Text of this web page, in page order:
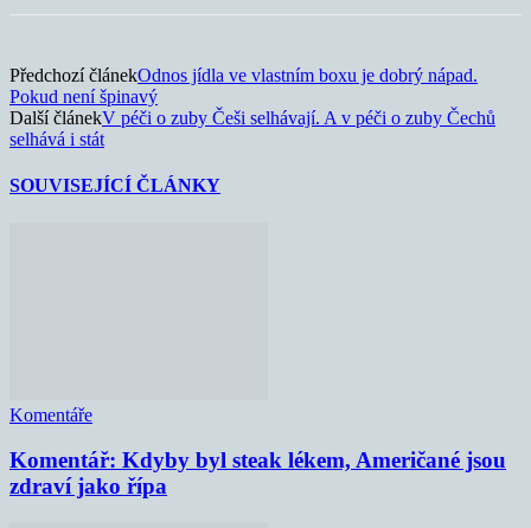
Předchozí článekOdnos jídla ve vlastním boxu je dobrý nápad.
Pokud není špinavý
Další článekV péči o zuby Češi selhávají. A v péči o zuby Čechů
selhává i stát
SOUVISEJÍCÍ ČLÁNKY
Komentáře
Komentář: Kdyby byl steak lékem, Američané jsou
zdraví jako řípa